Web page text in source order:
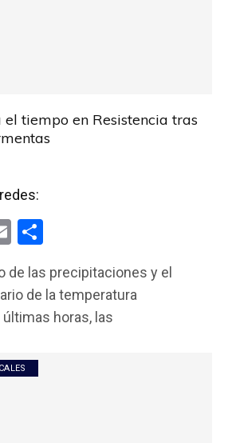
tiempo en Resistencia tras
E
ail m
p
de las precipitaciones y el
de la temperatura
horas, las